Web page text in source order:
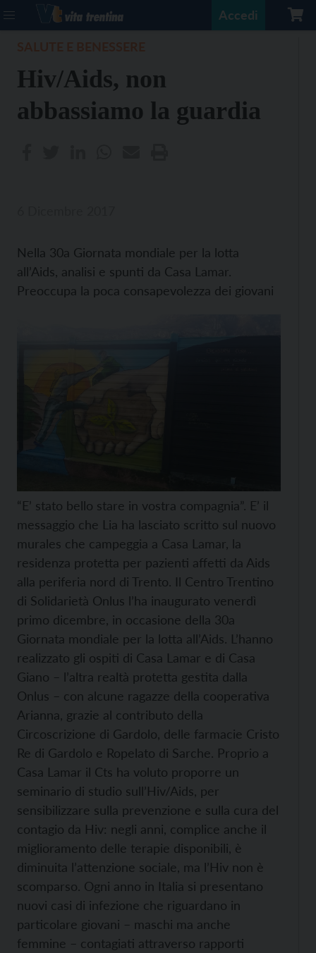
Accedi
Hiv/Aids, non
abbassiamo la guardia
Nella 30a Giornata mondiale per la lotta
all’Aids, analisi e spunti da Casa Lamar.
Preoccupa la poca consapevolezza dei giovani
“E’ stato bello stare in vostra compagnia”. E’ il
messaggio che Lia ha lasciato scritto sul nuovo
murales che campeggia a Casa Lamar, la
residenza protetta per pazienti affetti da Aids
alla periferia nord di Trento. Il Centro Trentino
di Solidarietà Onlus l’ha inaugurato venerdì
primo dicembre, in occasione della 30a
Giornata mondiale per la lotta all’Aids. L’hanno
realizzato gli ospiti di Casa Lamar e di Casa
Giano – l’altra realtà protetta gestita dalla
Onlus – con alcune ragazze della cooperativa
Arianna, grazie al contributo della
Circoscrizione di Gardolo, delle farmacie Cristo
Re di Gardolo e Ropelato di Sarche. Proprio a
Casa Lamar il Cts ha voluto proporre un
seminario di studio sull’Hiv/Aids, per
sensibilizzare sulla prevenzione e sulla cura del
contagio da Hiv: negli anni, complice anche il
miglioramento delle terapie disponibili, è
diminuita l’attenzione sociale, ma l’Hiv non è
scomparso. Ogni anno in Italia si presentano
nuovi casi di infezione che riguardano in
particolare giovani – maschi ma anche
femmine – contagiati attraverso rapporti